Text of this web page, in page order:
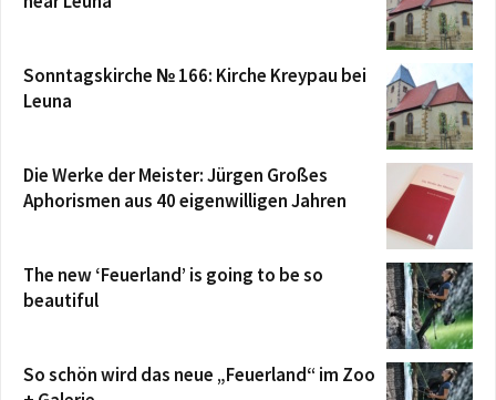
Sonntagskirche № 166: Kirche Kreypau bei
Leuna
Die Werke der Meister: Jürgen Großes
Aphorismen aus 40 eigenwilligen Jahren
The new ‘Feuerland’ is going to be so
beautiful
So schön wird das neue „Feuerland“ im Zoo